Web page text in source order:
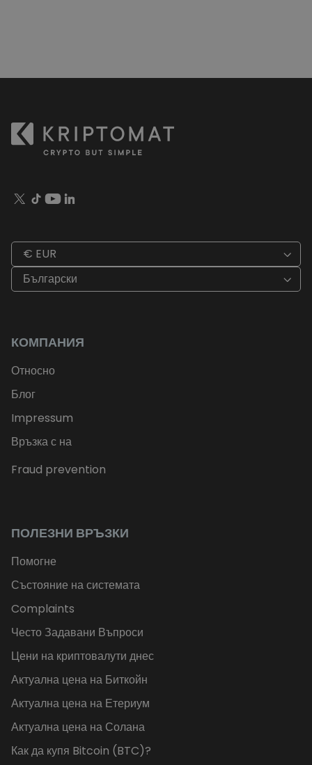
€ EUR
Български
КОМПАНИЯ
Относно
Блог
Impressum
Връзка с на
Fraud prevention
ПОЛЕЗНИ ВРЪЗКИ
Помогне
Състояние на системата
Complaints
Често Задавани Въпроси
Цени на криптовалути днес
Актуална цена на Биткойн
Актуална цена на Етериум
Актуална цена на Солана
Как да купя Bitcoin (BTC)?